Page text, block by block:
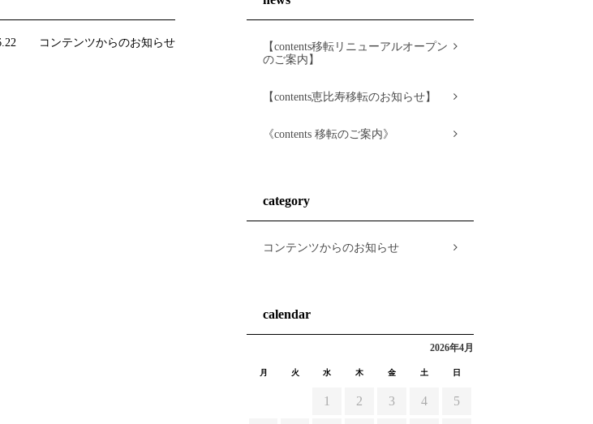
コンテンツからのお知らせ
【contents移転リニューアルオープン
のご案内】
【contents恵比寿移転のお知らせ】
《contents 移転のご案内》
category
コンテンツからのお知らせ
calendar
2026年4月
月 火 水 木 金 土 日
1 2 3 4 5